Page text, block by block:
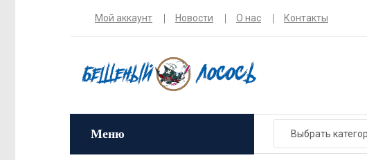
Мой аккаунт Новости О нас Контакты
Меню